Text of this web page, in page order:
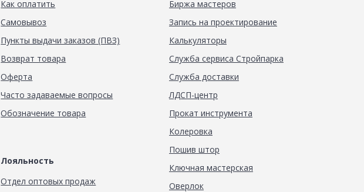
Как оплатить
Самовывоз
Пункты выдачи заказов (ПВЗ)
Возврат товара
Оферта
Часто задаваемые вопросы
Обозначение товара
Лояльность
Отдел оптовых продаж
Биржа мастеров
Запись на проектирование
Калькуляторы
Служба сервиса Стройпарка
Служба доставки
ЛДСП-центр
Прокат инструмента
Колеровка
Пошив штор
Ключная мастерская
Оверлок